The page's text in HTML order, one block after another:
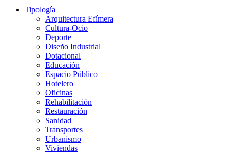
Tipología
Arquitectura Efímera
Cultura-Ocio
Deporte
Diseño Industrial
Dotacional
Educación
Espacio Público
Hotelero
Oficinas
Rehabilitación
Restauración
Sanidad
Transportes
Urbanismo
Viviendas